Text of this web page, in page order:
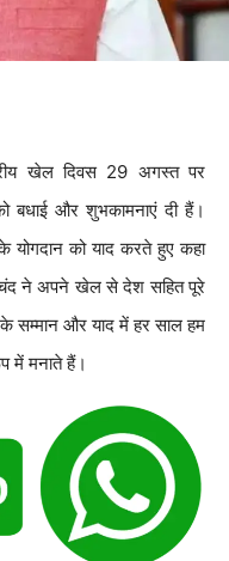
खेल दिवस 29 अगस्त पर
बधाई और शुभकामनाएं दी हैं।
को याद करते हुए कहा
ने अपने खेल से देश सहित पूरे
सम्मान और याद में हर साल हम
में मनाते हैं।